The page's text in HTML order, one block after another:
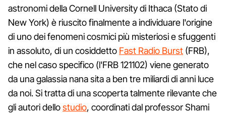
astronomi della Cornell University di Ithaca (Stato di
New York) è riuscito finalmente a individuare l'origine
di uno dei fenomeni cosmici più misteriosi e sfuggenti
in assoluto, di un cosiddetto Fast Radio Burst (FRB),
che nel caso specifico (l'FRB 121102) viene generato
da una galassia nana sita a ben tre miliardi di anni luce
da noi. Si tratta di una scoperta talmente rilevante che
gli autori dellostudio, coordinati dal professor Shami